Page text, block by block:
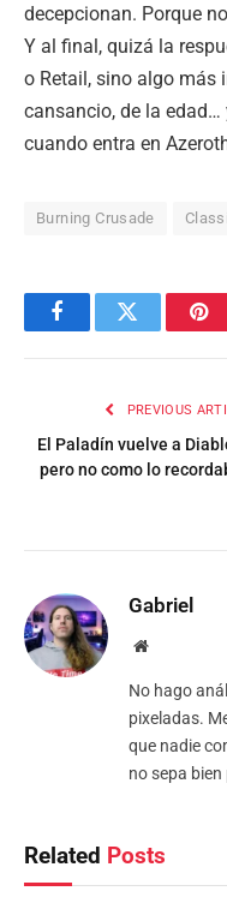
decepcionan. Porque
Y al final, quizá la
o Retail, sino algo más
cansancio, de la edad…
cuando entra en
Burning Crusade
FacebookTwitter
PREVIOUS
El Paladín vuelve a
pero no como lo
Gabriel
Website
No hago
pixeladas.
que nadie
no sepa bien
Related Posts